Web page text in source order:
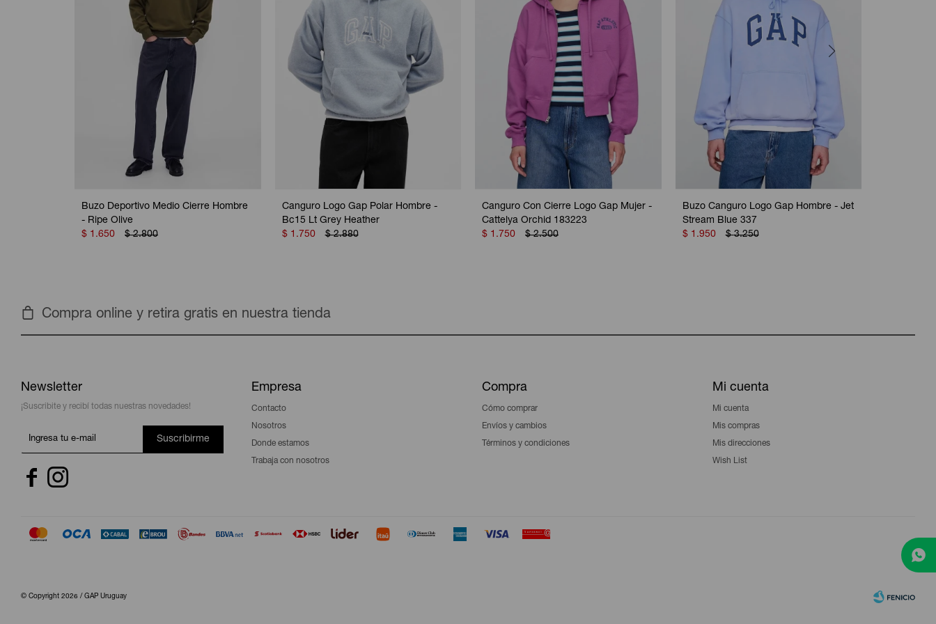
Buzo Deportivo Medio Cierre Hombre
- Ripe Olive
$ 1.650 $ 2.800
Canguro Logo Gap Polar Hombre -
Bc15 Lt Grey Heather
$ 1.750 $ 2.880
Canguro Con Cierre Logo Gap Mujer -
Cattelya Orchid 183223
$ 1.750 $ 2.500
Buzo Canguro Logo Gap Hombre - Jet
Stream Blue 337
$ 1.950 $ 3.250
Compra online y retira gratis en nuestra tienda
Newsletter
¡Suscribite y recibí todas nuestras novedades!
Suscribirme
 
Empresa
Contacto
Nosotros
Donde estamos
Trabaja con nosotros
Compra
Cómo comprar
Envíos y cambios
Términos y condiciones
Mi cuenta
Mi cuenta
Mis compras
Mis direcciones
Wish List
© Copyright 2026 / GAP Uruguay